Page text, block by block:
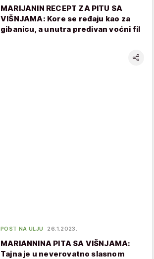
MARIJANIN RECEPT ZA PITU SA
VIŠNJAMA: Kore se ređaju kao za
gibanicu, a unutra predivan voćni fil
POST NA ULJU 26.1.2023.
MARIANNINA PITA SA VIŠNJAMA:
Tajna je u neverovatno slasnom